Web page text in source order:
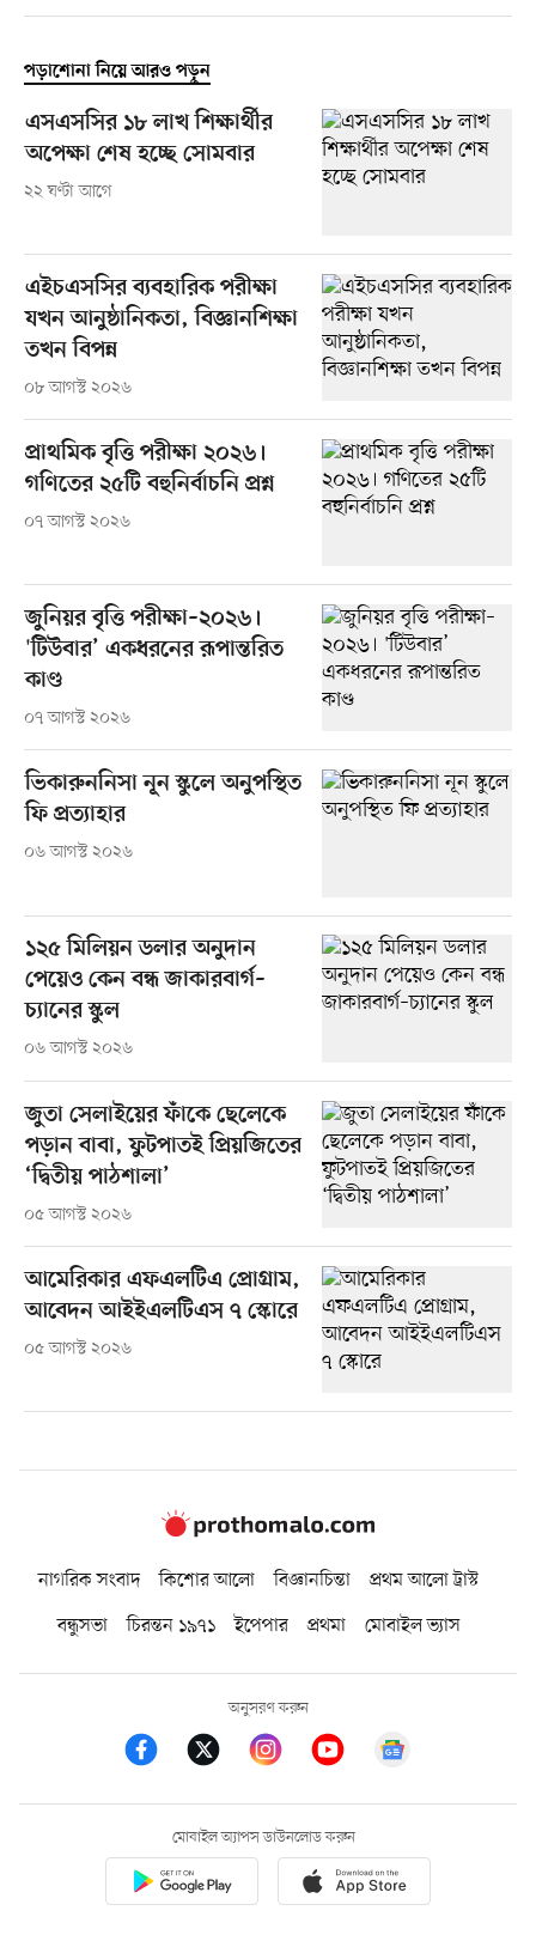
পড়াশোনা নিয়ে আরও পড়ুন
এসএসসির ১৮ লাখ শিক্ষার্থীর
অপেক্ষা শেষ হচ্ছে সোমবার
২২ ঘণ্টা আগে
এইচএসসির ব্যবহারিক পরীক্ষা
যখন আনুষ্ঠানিকতা, বিজ্ঞানশিক্ষা
তখন বিপন্ন
০৮ আগস্ট ২০২৬
প্রাথমিক বৃত্তি পরীক্ষা ২০২৬।
গণিতের ২৫টি বহুনির্বাচনি প্রশ্ন
০৭ আগস্ট ২০২৬
জুনিয়র বৃত্তি পরীক্ষা–২০২৬।
'টিউবার’ একধরনের রূপান্তরিত
কাণ্ড
০৭ আগস্ট ২০২৬
ভিকারুননিসা নূন স্কুলে অনুপস্থিত
ফি প্রত্যাহার
০৬ আগস্ট ২০২৬
১২৫ মিলিয়ন ডলার অনুদান
পেয়েও কেন বন্ধ জাকারবার্গ–
চ্যানের স্কুল
০৬ আগস্ট ২০২৬
জুতা সেলাইয়ের ফাঁকে ছেলেকে
পড়ান বাবা, ফুটপাতই প্রিয়জিতের
‘দ্বিতীয় পাঠশালা’
০৫ আগস্ট ২০২৬
আমেরিকার এফএলটিএ প্রোগ্রাম,
আবেদন আইইএলটিএস ৭ স্কোরে
০৫ আগস্ট ২০২৬
নাগরিক সংবাদ কিশোর আলো বিজ্ঞানচিন্তা
প্রথম আলো ট্রাস্ট
বন্ধুসভা
চিরন্তন ১৯৭১ ইপেপার প্রথমা মোবাইল ভ্যাস
অনুসরণ করুন
মোবাইল অ্যাপস ডাউনলোড করুন